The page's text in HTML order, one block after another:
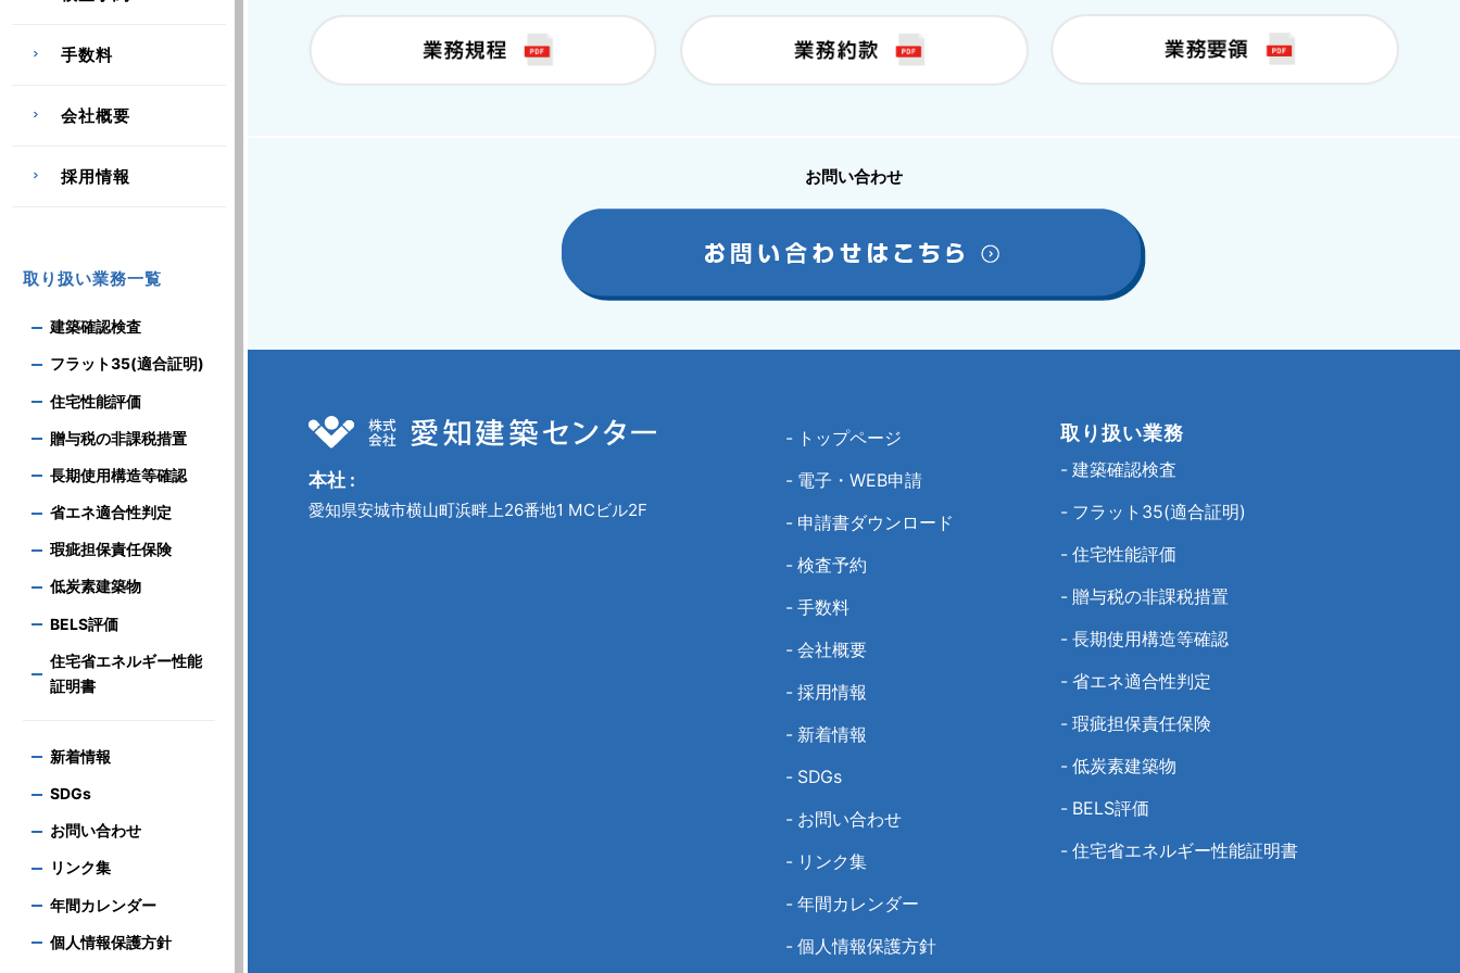
手数料
会社概要
採用情報
取り扱い業務一覧
建築確認検査
フラット35(適合証明)
住宅性能評価
贈与税の非課税措置
長期使用構造等確認
省エネ適合性判定
瑕疵担保責任保険
低炭素建築物
BELS評価
住宅省エネルギー性能
証明書
新着情報
SDGs
お問い合わせ
リンク集
年間カレンダー
個人情報保護方針
お問い合わせ
本社 :
愛知県安城市横山町浜畔上26番地1 MCビル2F
- トップページ
- 電子・WEB申請
- 申請書ダウンロード
- 検査予約
- 手数料
- 会社概要
- 採用情報
- 新着情報
- SDGs
- お問い合わせ
- リンク集
- 年間カレンダー
- 個人情報保護方針
取り扱い業務
- 建築確認検査
- フラット35(適合証明)
- 住宅性能評価
- 贈与税の非課税措置
- 長期使用構造等確認
- 省エネ適合性判定
- 瑕疵担保責任保険
- 低炭素建築物
- BELS評価
- 住宅省エネルギー性能証明書